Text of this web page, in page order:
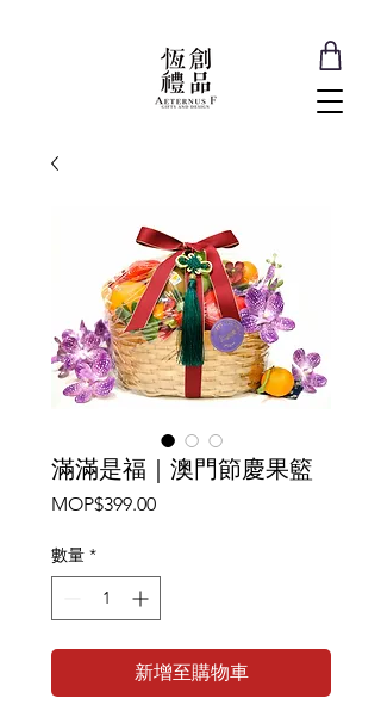
滿滿是福｜澳門節慶果籃
MOP$399.00價
數量 *
新增至購物車